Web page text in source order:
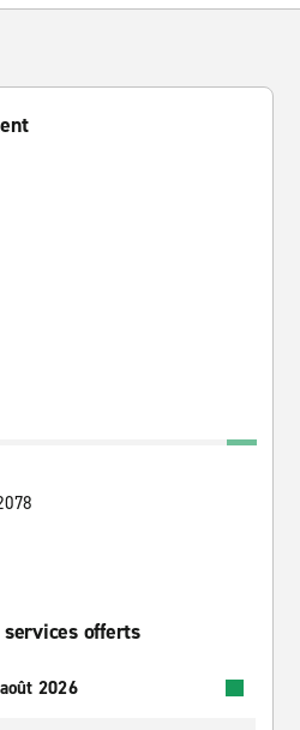
services offerts
2026